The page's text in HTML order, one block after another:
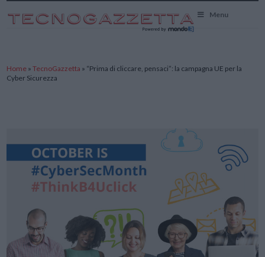
Menu
Home »TecnoGazzetta » “Prima di cliccare, pensaci”: la campagna UE per la
Cyber Sicurezza